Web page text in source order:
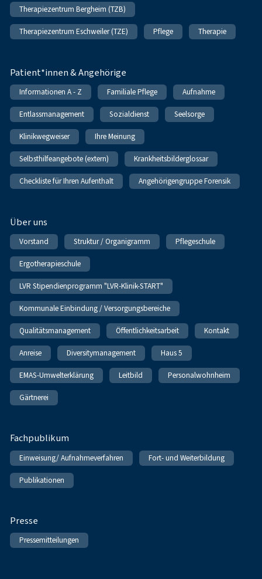
Therapiezentrum Bergheim (TZB)
Therapiezentrum Eschweiler (TZE) Pflege Therapie
Patient*innen & Angehörige
Informationen A - Z Familiale Pflege Aufnahme
Entlassmanagement Sozialdienst Seelsorge
Klinikwegweiser Ihre Meinung
Selbsthilfeangebote (extern) Krankheitsbilderglossar
Checkliste für Ihren Aufenthalt Angehörigengruppe Forensik
Über uns
Vorstand Struktur / Organigramm Pflegeschule
Ergotherapieschule
LVR Stipendienprogramm "LVR-Klinik-START"
Kommunale Einbindung / Versorgungsbereiche
Qualitätsmanagement Öffentlichkeitsarbeit Kontakt
Anreise Diversitymanagement Haus 5
EMAS-Umwelterklärung Leitbild Personalwohnheim
Gärtnerei
Fachpublikum
Einweisung/ Aufnahmeverfahren Fort- und Weiterbildung
Publikationen
Presse
Pressemitteilungen